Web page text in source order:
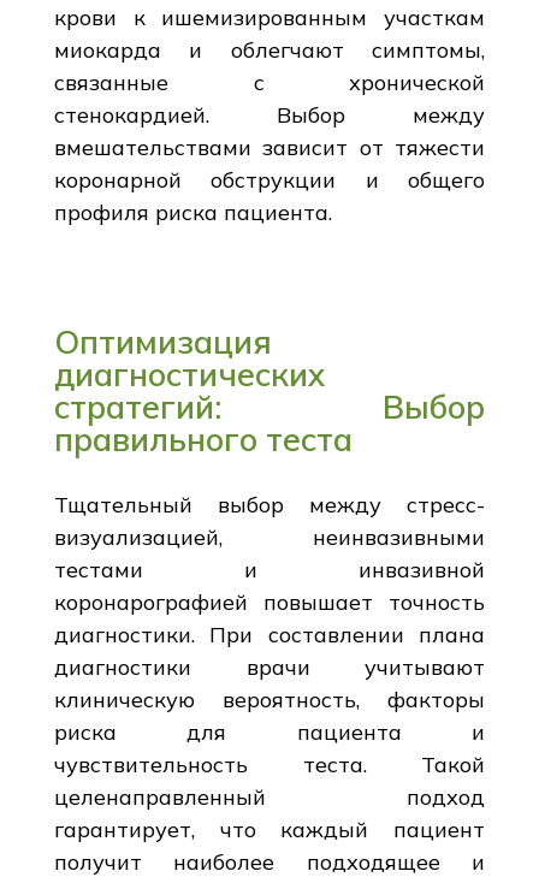
крови к ишемизированным участкам
миокарда и облегчают симптомы,
связанные с хронической
стенокардией. Выбор между
вмешательствами зависит от тяжести
коронарной обструкции и общего
профиля риска пациента.
Оптимизация
диагностических
стратегий: Выбор
правильного теста
Тщательный выбор между стресс-
визуализацией, неинвазивными
тестами и инвазивной
коронарографией повышает точность
диагностики. При составлении плана
диагностики врачи учитывают
клиническую вероятность, факторы
риска для пациента и
чувствительность теста. Такой
целенаправленный подход
гарантирует, что каждый пациент
получит наиболее подходящее и